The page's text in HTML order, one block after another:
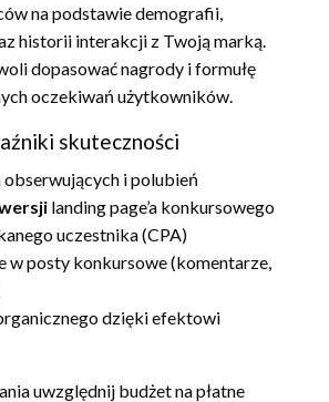
na podstawie demografii,
historii interakcji z Twoją marką.
dopasować nagrody i formułę
oczekiwań użytkowników.
skuteczności
obserwujących i polubień
landing page’a konkursowego
uczestnika (CPA)
w posty konkursowe (komentarze,
dzięki efektowi
uwzględnij budżet na płatne